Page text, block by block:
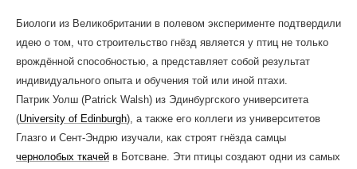
Биологи из Великобритании в полевом эксперименте подтвердили
идею о том, что строительство гнёзд является у птиц не только
врождённой способностью, а представляет собой результат
индивидуального опыта и обучения той или иной птахи.
Патрик Уолш (Patrick Walsh) из Эдинбургского университета
(University of Edinburgh), а также его коллеги из университетов
Глазго и Сент-Эндрю изучали, как строят гнёзда самцы
чернолобых ткачей в Ботсване. Эти птицы создают одни из самых